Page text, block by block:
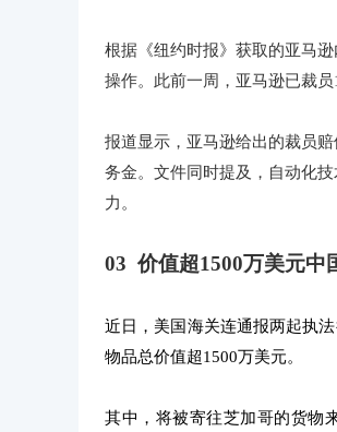
根据《纽约时报》获取的亚马
操作。此前一周，亚马逊已裁
报道显示，亚马逊给出的裁员
务金。文件同时提及，自动化
力。
03 价值超1500万美元中
近日，美国海关连通报两起执
物品总价值超1500万美元。
其中，将被寄往芝加哥的货物